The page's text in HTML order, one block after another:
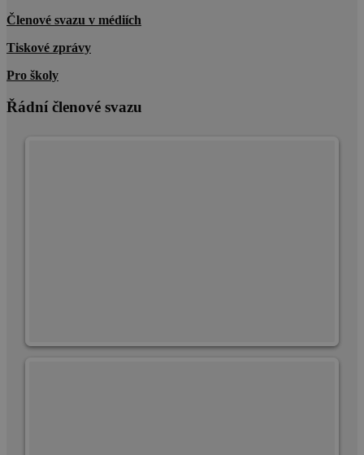
Členové svazu v médiích
Tiskové zprávy
Pro školy
Řádní členové svazu